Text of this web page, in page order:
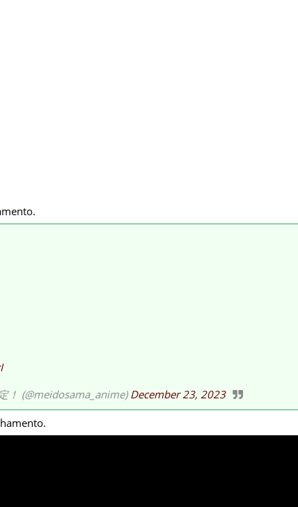
！ (@meidosama_anime)December 23, 2023